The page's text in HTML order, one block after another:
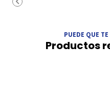
PUEDE QUE
Productos